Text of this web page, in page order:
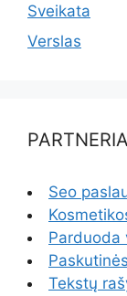
Sveikata
Verslas
Seo
Parduoda
Tekstų